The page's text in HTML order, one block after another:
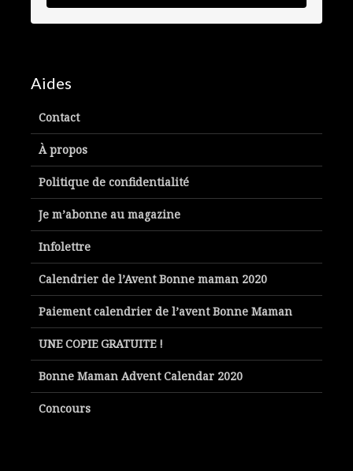
Aides
Contact
À propos
Politique de confidentialité
Je m’abonne au magazine
Infolettre
Calendrier de l’Avent Bonne maman 2020
Paiement calendrier de l’avent Bonne Maman
UNE COPIE GRATUITE !
Bonne Maman Advent Calendar 2020
Concours